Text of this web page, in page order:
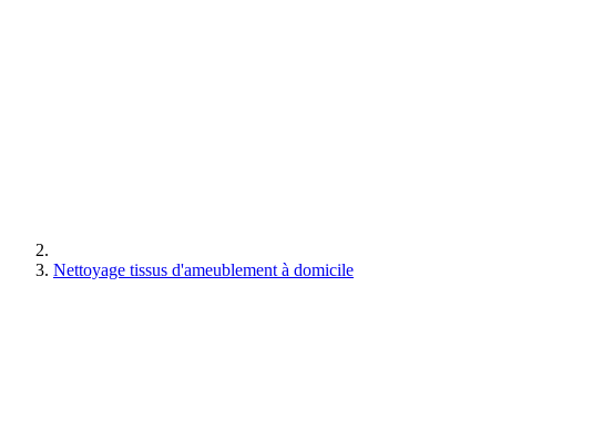
Nettoyage tissus d'ameublement à domicile